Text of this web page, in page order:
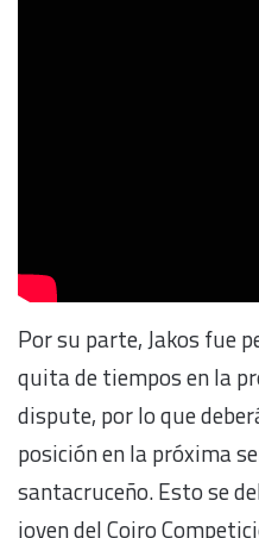
Por su parte, Jakos fue
quita de tiempos en la
dispute, por lo que
posición en la próxima
santacruceño. Esto se
joven del Coiro